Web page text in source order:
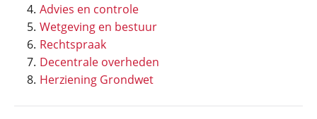
Advies en controle
Wetgeving en bestuur
Rechtspraak
Decentrale overheden
Herziening Grondwet